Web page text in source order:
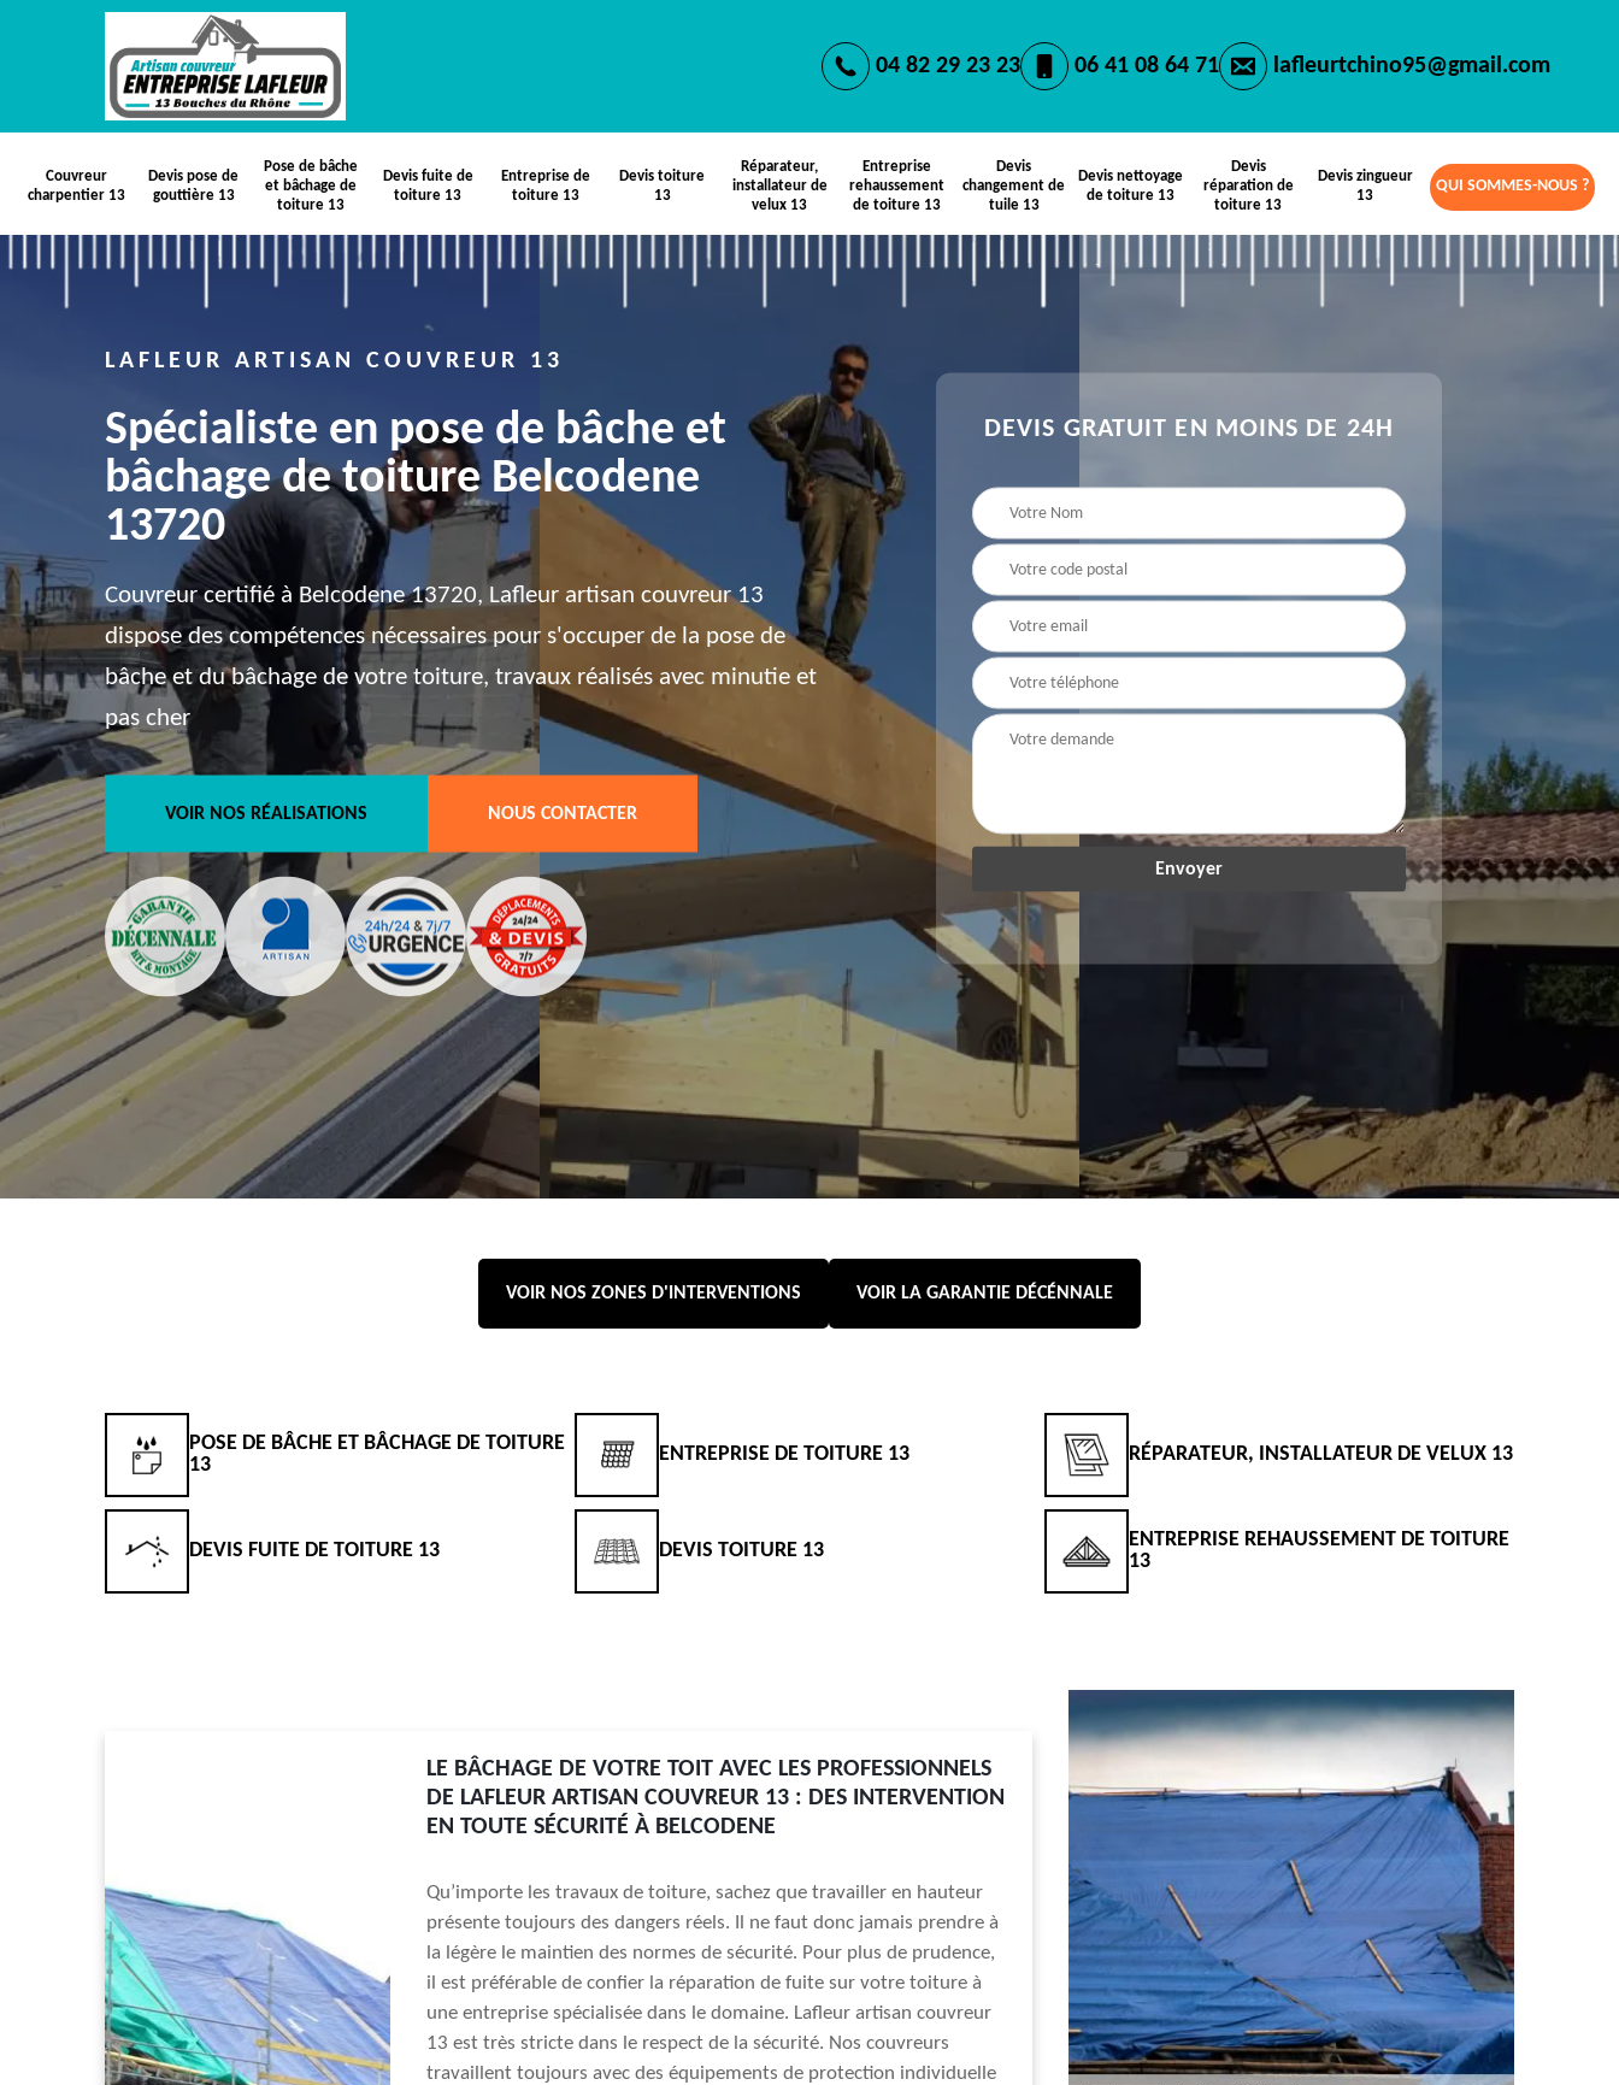
04 82 29 23 23 06 41 08 64 71 lafleurtchino95@gmail.com
Couvreur
charpentier 13
Devis pose de
gouttière 13
Pose de bâche
et bâchage de
toiture 13
Devis fuite de
toiture 13
Entreprise de
toiture 13
Devis toiture
13
Réparateur,
installateur de
velux 13
Entreprise
rehaussement
de toiture 13
Devis
changement de
tuile 13
Devis nettoyage
de toiture 13
Devis
réparation de
toiture 13
Devis zingueur
13
QUI SOMMES-NOUS ?
LAFLEUR ARTISAN COUVREUR 13
Spécialiste en pose de bâche et
bâchage de toiture Belcodene
13720
Couvreur certifié à Belcodene 13720, Lafleur artisan couvreur 13
dispose des compétences nécessaires pour s'occuper de la pose de
bâche et du bâchage de votre toiture, travaux réalisés avec minutie et
pas cher
VOIR NOS RÉALISATIONS NOUS CONTACTER
DEVIS GRATUIT EN MOINS DE 24H
VOIR NOS ZONES D'INTERVENTIONS VOIR LA GARANTIE DÉCÉNNALE
POSE DE BÂCHE ET BÂCHAGE DE TOITURE
13
DEVIS FUITE DE TOITURE 13
ENTREPRISE DE TOITURE 13
DEVIS TOITURE 13
RÉPARATEUR, INSTALLATEUR DE VELUX 13
ENTREPRISE REHAUSSEMENT DE TOITURE
13
LE BÂCHAGE DE VOTRE TOIT AVEC LES PROFESSIONNELS
DE LAFLEUR ARTISAN COUVREUR 13 : DES INTERVENTION
EN TOUTE SÉCURITÉ À BELCODENE
Qu’importe les travaux de toiture, sachez que travailler en hauteur
présente toujours des dangers réels. Il ne faut donc jamais prendre à
la légère le maintien des normes de sécurité. Pour plus de prudence,
il est préférable de confier la réparation de fuite sur votre toiture à
une entreprise spécialisée dans le domaine. Lafleur artisan couvreur
13 est très stricte dans le respect de la sécurité. Nos couvreurs
travaillent toujours avec des équipements de protection individuelle